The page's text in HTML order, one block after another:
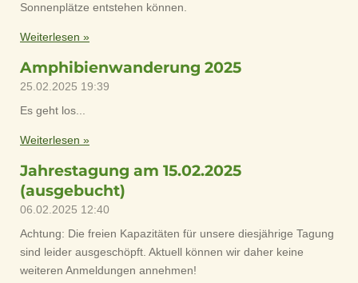
Sonnenplätze entstehen können.
Weiterlesen »
Amphibienwanderung 2025
25.02.2025 19:39
Es geht los...
Weiterlesen »
Jahrestagung am 15.02.2025
(ausgebucht)
06.02.2025 12:40
Achtung: Die freien Kapazitäten für unsere diesjährige Tagung
sind leider ausgeschöpft. Aktuell können wir daher keine
weiteren Anmeldungen annehmen!